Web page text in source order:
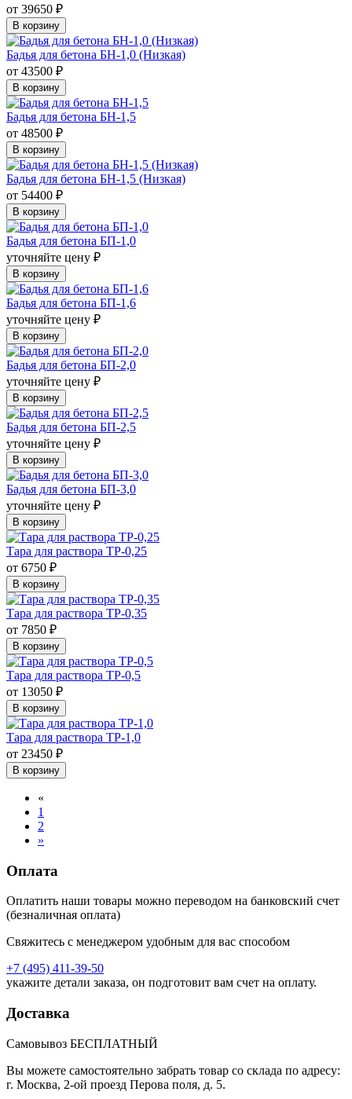
от 39650 ₽
В корзину
Бадья для бетона БН-1,0 (Низкая)
от 43500 ₽
В корзину
Бадья для бетона БН-1,5
от 48500 ₽
В корзину
Бадья для бетона БН-1,5 (Низкая)
от 54400 ₽
В корзину
Бадья для бетона БП-1,0
уточняйте цену ₽
В корзину
Бадья для бетона БП-1,6
уточняйте цену ₽
В корзину
Бадья для бетона БП-2,0
уточняйте цену ₽
В корзину
Бадья для бетона БП-2,5
уточняйте цену ₽
В корзину
Бадья для бетона БП-3,0
уточняйте цену ₽
В корзину
Тара для раствора ТР-0,25
от 6750 ₽
В корзину
Тара для раствора ТР-0,35
от 7850 ₽
В корзину
Тара для раствора ТР-0,5
от 13050 ₽
В корзину
Тара для раствора ТР-1,0
от 23450 ₽
В корзину
«
1
2
»
Оплата
Оплатить наши товары можно переводом на банковский счет
(безналичная оплата)
Свяжитесь с менеджером удобным для вас способом
+7 (495) 411-39-50
укажите детали заказа, он подготовит вам счет на оплату.
Доставка
Самовывоз БЕСПЛАТНЫЙ
Вы можете самостоятельно забрать товар со склада по адресу:
г. Москва, 2-ой проезд Перова поля, д. 5.